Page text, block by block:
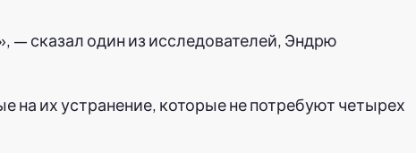
— сказал один из исследователей, Эндрю
их устранение, которые не потребуют четырех